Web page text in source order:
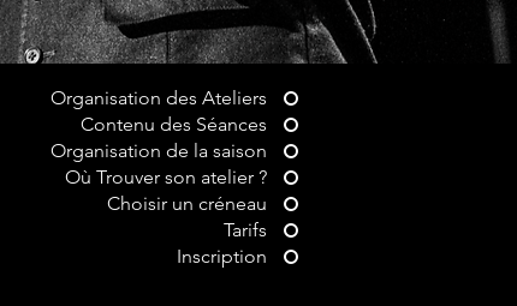
Organisation des Ateliers
Contenu des Séances
Organisation de la saison
Où Trouver son atelier ?
Choisir un créneau
Tarifs
Inscription